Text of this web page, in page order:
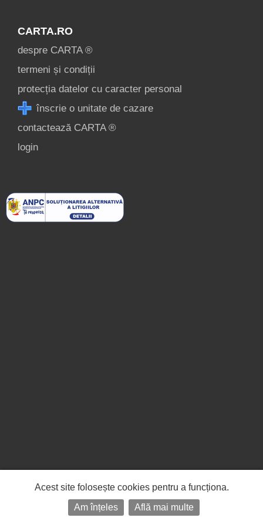
CARTA.RO
despre CARTA ®
termeni și condiții
protecția datelor cu caracter personal
înscrie o unitate de cazare
contactează CARTA ®
login
Acest site folosește cookies pentru a funcționa.
Am înțeles
Află mai multe